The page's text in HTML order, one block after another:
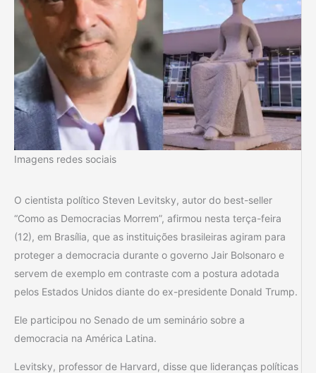
Imagens redes sociais
O cientista político Steven Levitsky, autor do best-seller
“Como as Democracias Morrem”, afirmou nesta terça-feira
(12), em Brasília, que as instituições brasileiras agiram para
proteger a democracia durante o governo Jair Bolsonaro e
servem de exemplo em contraste com a postura adotada
pelos Estados Unidos diante do ex-presidente Donald Trump.
Ele participou no Senado de um seminário sobre a
democracia na América Latina.
Levitsky, professor de Harvard, disse que lideranças políticas